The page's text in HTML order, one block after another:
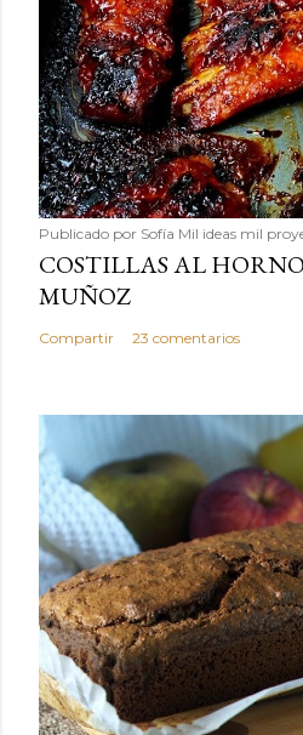
Publicado por Sofía Mil ideas mil
COSTILLAS AL
MUÑOZ
Compartir 23 comentarios